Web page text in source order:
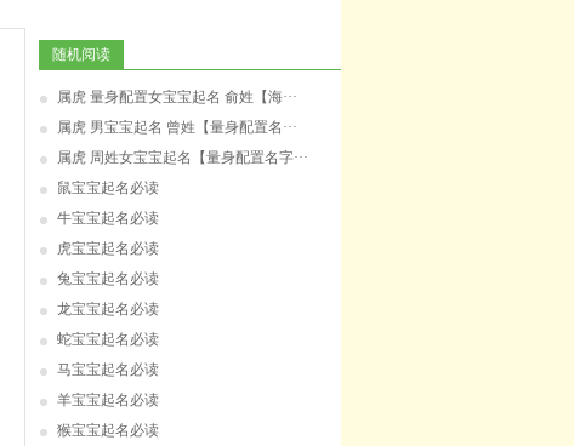
随机阅读
属虎 量身配置女宝宝起名 俞姓【海···
属虎 男宝宝起名 曾姓【量身配置名···
属虎 周姓女宝宝起名【量身配置名字···
鼠宝宝起名必读
牛宝宝起名必读
虎宝宝起名必读
兔宝宝起名必读
龙宝宝起名必读
蛇宝宝起名必读
马宝宝起名必读
羊宝宝起名必读
猴宝宝起名必读